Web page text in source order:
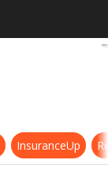
startup in tv
InsuranceUp